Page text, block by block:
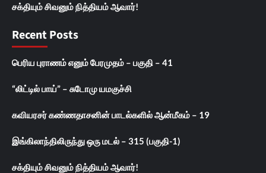
சக்தியும் சிவனும் நித்தியம் ஆவார்!
Recent Posts
பெரிய புராணம் எனும் பேரமுதம் – பகுதி – 41
“லிட்டில் பாய்” – சுடோமு யமகுச்சி
கவியரசர் கண்ணதாசனின் பாடல்களில் ஆன்மீகம் – 19
இங்கிலாந்திலிருந்து ஒரு மடல் – 315 (பகுதி-1)
சக்தியும் சிவனும் நித்தியம் ஆவார்!